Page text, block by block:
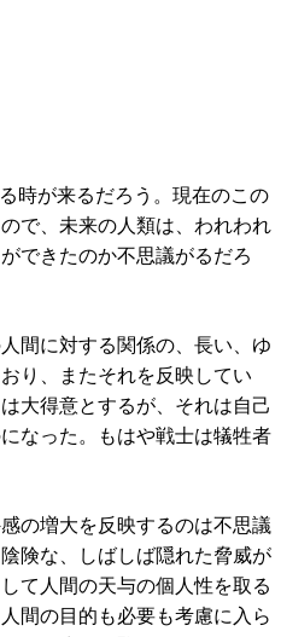
時が来るだろう。現在のこの
で、未来の人類は、われわれ
できたのか不思議がるだろ
間に対する関係の、長い、ゆ
り、またそれを反映してい
大得意とするが、それは自己
なった。もはや戦士は犠牲者
の増大を反映するのは不思議
険な、しばしば隠れた脅威が
て人間の天与の個人性を取る
間の目的も必要も考慮に入ら